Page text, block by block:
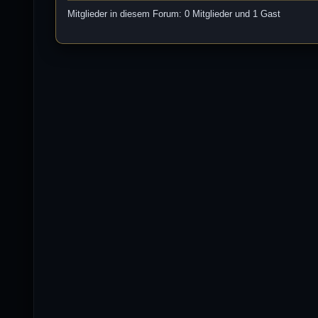
Mitglieder in diesem Forum: 0 Mitglieder und 1 Gast